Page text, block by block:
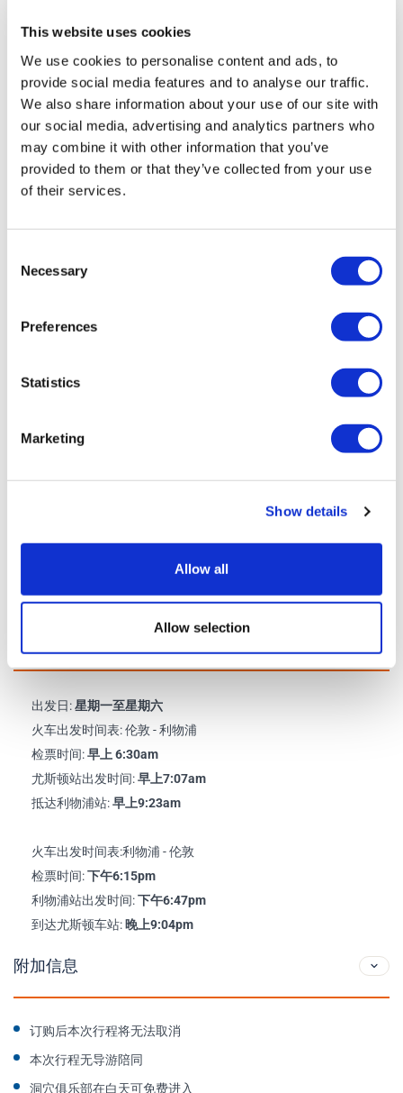
This website uses cookies
We use cookies to personalise content and ads, to
provide social media features and to analyse our traffic.
We also share information about your use of our site with
our social media, advertising and analytics partners who
may combine it with other information that you’ve
provided to them or that they’ve collected from your use
of their services.
Selection
Necessary
Preferences
Statistics
Marketing
Show details
Allow all
Allow selection
上最伟大乐队的故事。
参观披头士故事的游客还将亲身体验一场天才四人团从早期在利物
浦的童年到征服世界的经历，以及个人演唱生涯。您将发现他们是
怎样相识的，探索亚比路录音室的幕后故事，并体验黄色潜水艇。
披头士故事是一项仍在发掘中的展出项目，因此您可以不断的重返
这个著名的利物浦景点，并且每一次都现新的惊喜。
您在利物浦的下午会在我们提前已为您预订好的披头士乐队神奇的
神秘之旅巴士上度过。从披头士博物馆出来后您将登上复古的60年
电巴士，它和乐队在1967年神奇的神秘之旅巡回演出中所使用的巴
士几乎一摸一样（巴士有可能会被更换）！您将在一路上披头士专
将带您参观超过30多处经典景点，包括每位乐队成员的故居，学校
出发日:星期一至星期六
火车出发时间表: 伦敦 - 利物浦
检票时间:早上 6:30am
尤斯顿站出发时间:早上7:07am
抵达利物浦站:早上9:23am
火车出发时间表:利物浦 - 伦敦
检票时间:下午6:15pm
利物浦站出发时间:下午6:47pm
到达尤斯顿车站: 晚上9:04pm
附加信息
订购后本次行程将无法取消
本次行程无导游陪同
洞穴俱乐部在白天可免费进入